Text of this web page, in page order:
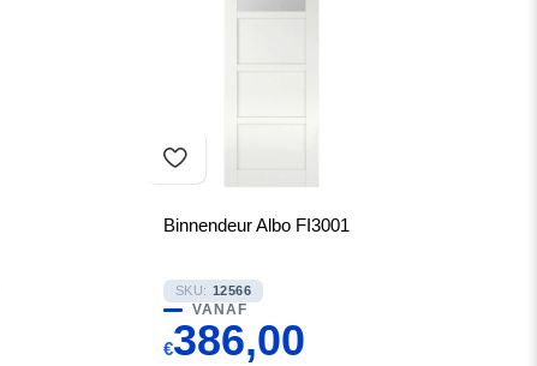
Binnendeur Albo FI3001
SKU: 12566
VANAF
€386,00